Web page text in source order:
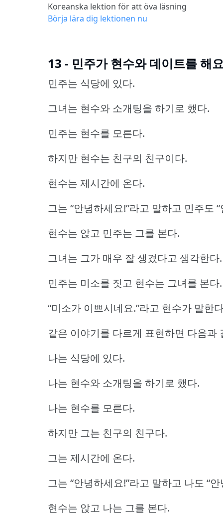
Koreanska lektion för att öva läsning
Börja lära dig lektionen nu
13 - 민주가 현수와 데이트를 해
민주는 식당에 있다.
그녀는 현수와 소개팅을 하기로 했다.
민주는 현수를 모른다.
하지만 현수는 친구의 친구이다.
현수는 제시간에 온다.
그는 “안녕하세요!”라고 말하고 민주도
현수는 앉고 민주는 그를 본다.
그녀는 그가 매우 잘 생겼다고 생각한다.
민주는 미소를 짓고 현수는 그녀를 본다.
“미소가 이쁘시네요.”라고 현수가 말한
같은 이야기를 다르게 표현하면 다음과
나는 식당에 있다.
나는 현수와 소개팅을 하기로 했다.
나는 현수를 모른다.
하지만 그는 친구의 친구다.
그는 제시간에 온다.
그는 “안녕하세요!”라고 말하고 나도 “
현수는 앉고 나는 그를 본다.